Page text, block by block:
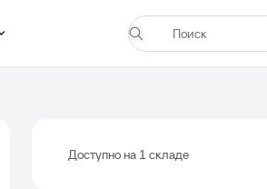
Доступно на 1 складе